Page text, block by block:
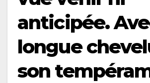
anticipée.
longue
son